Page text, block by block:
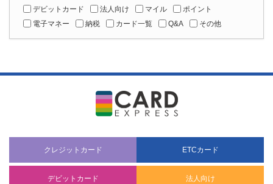
デビットカード
法人向け マイル
ポイント
電子マネー
納税 カード一覧 Q&A その他
クレジットカード ETCカード
デビットカード 法人向け